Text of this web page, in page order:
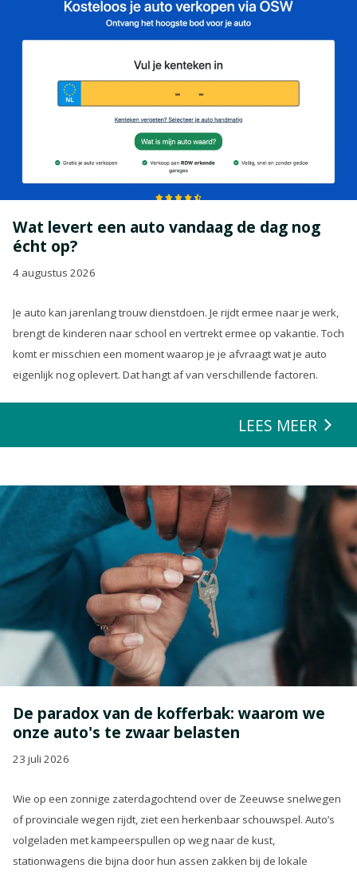
Wat levert een auto vandaag de dag nog
écht op?
4 augustus 2026
Je auto kan jarenlang trouw dienstdoen. Je rijdt ermee naar je werk,
brengt de kinderen naar school en vertrekt ermee op vakantie. Toch
komt er misschien een moment waarop je je afvraagt wat je auto
eigenlijk nog oplevert. Dat hangt af van verschillende factoren.
LEES MEER
De paradox van de kofferbak: waarom we
onze auto's te zwaar belasten
23 juli 2026
Wie op een zonnige zaterdagochtend over de Zeeuwse snelwegen
of provinciale wegen rijdt, ziet een herkenbaar schouwspel. Auto’s
volgeladen met kampeerspullen op weg naar de kust,
stationwagens die bijna door hun assen zakken bij de lokale